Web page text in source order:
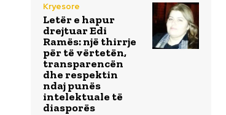
Kryesore
Letër e hapur
drejtuar Edi
Ramës: një thirrje
për të vërtetën,
transparencën
dhe respektin
ndaj punës
intelektuale të
diasporës